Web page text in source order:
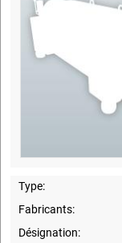
Type:
Fabricants:
Désignation: